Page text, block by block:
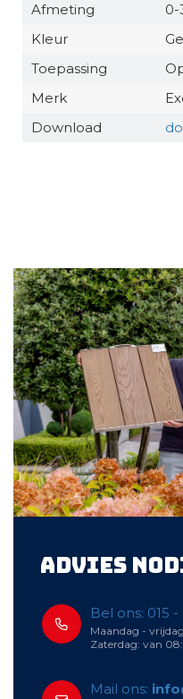
Afmeting
0-
Kleur
Toepassing
Merk
Download
Advies
Bel ons: 015 -
Maandag -
Zaterdag: van
Mail ons: